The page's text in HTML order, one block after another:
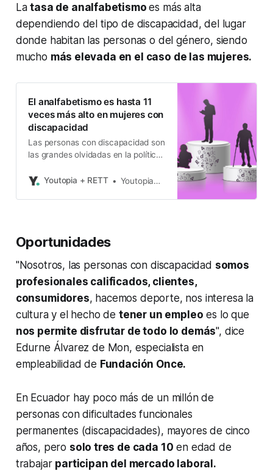
Latasa de analfabetismoes más alta
dependiendo del tipo de discapacidad, del lugar
donde habitan las personas o del género, siendo
mucho más elevada en el caso de las mujeres.
El analfabetismo es hasta 11
veces más alto en mujeres con
discapacidad
Las personas con discapacidad son
las grandes olvidadas en la política
Youtopia + RETT
Youtopia+Rett
Oportunidades
"Nosotros, las personas con discapacidad somos
profesionales calificados, clientes,
consumidores, hacemos deporte, nos interesa la
cultura y el hecho de tener un empleo es lo que
nos permite disfrutar de todo lo demás", dice
Edurne Álvarez de Mon, especialista en
empleabilidad de Fundación Once.
En Ecuador hay poco más de un millón de
personas con dificultades funcionales
permanentes (discapacidades), mayores de cinco
años, pero solo tres de cada 10 en edad de
trabajar participan del mercado laboral.